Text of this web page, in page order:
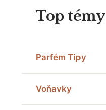
Top témy
Parfém Tipy
Voňavky